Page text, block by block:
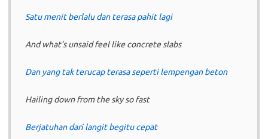
Satu menit berlalu dan terasa pahit lagi
And what’s unsaid feel like concrete slabs
Dan yang tak terucap terasa seperti lempengan beton
Hailing down from the sky so fast
Berjatuhan dari langit begitu cepat